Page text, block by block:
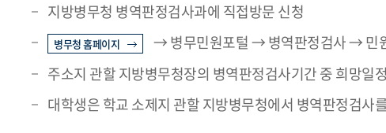
지방병무청 병역판정검사과에 직접방문 신청
병무청 홈페이지
→ 병무민원포털 → 병역판정검사 → 민
주소지 관할 지방병무청장의 병역판정검사기간 중 희망일
대학생은 학교 소제지 관할 지방병무청에서 병역판정검사